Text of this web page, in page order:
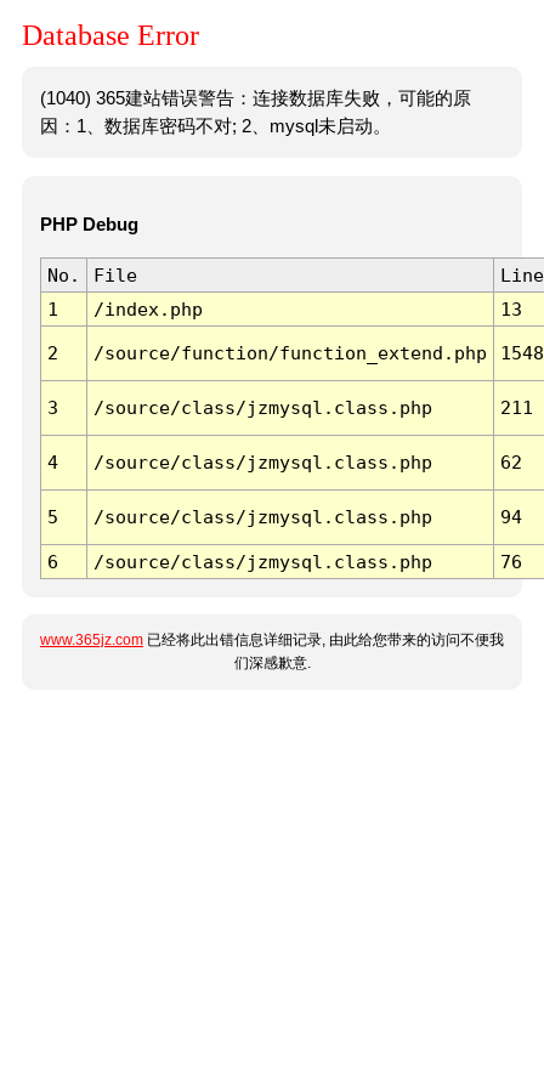
Database Error
(1040) 365建站错误警告：连接数据库失败，可能的原
因：1、数据库密码不对; 2、mysql未启动。
PHP Debug
No. File
Line
1
/index.php 13
2 /source/function/function_extend.php 1548
3 /source/class/jzmysql.class.php 211
4 /source/class/jzmysql.class.php 62
5 /source/class/jzmysql.class.php 94
6 /source/class/jzmysql.class.php 76
www.365jz.com 已经将此出错信息详细记录, 由此给您带来的访问不便我
们深感歉意.